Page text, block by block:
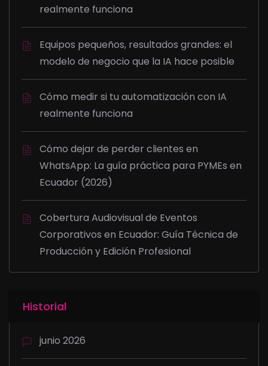
realmente funciona
Equipos pequeños, resultados grandes: el
modelo de negocio que la IA hace posible
Cómo medir si tu automatización con IA
realmente funciona
Cómo dejar de perder clientes en
WhatsApp: La guía práctica para PYMEs en
Ecuador (2026)
Cobertura Audiovisual de Eventos
Corporativos en Ecuador: Guía Técnica de
Producción y Edición Profesional
Historial
junio 2026